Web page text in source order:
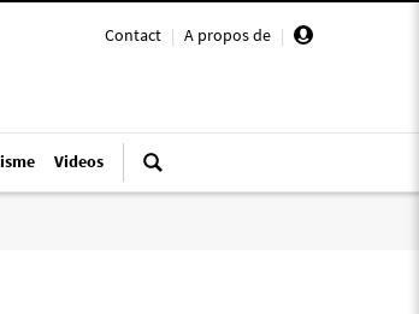
Contact | A propos de |
Videos